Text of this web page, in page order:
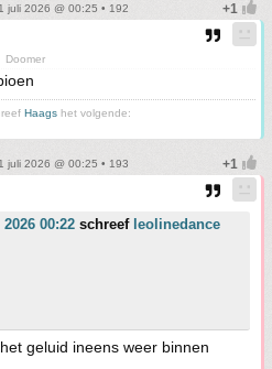
juli 2026 @ 00:25 • 192
Doomer
Haags het volgende:
juli 2026 @ 00:25 • 193
00:22 schreef leolinedance
geluid ineens weer binnen